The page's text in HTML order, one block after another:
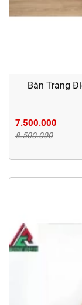
Bàn Trang
7.500.000
8.500.000